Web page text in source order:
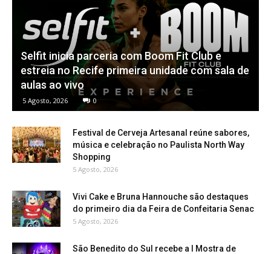
Selfit inicia parceria com Boom Fit Club e
estreia no Recife primeira unidade com sala de
aulas ao vivo
5 Agosto, 2026 0
Festival de Cerveja Artesanal reúne sabores,
música e celebração no Paulista North Way
Shopping
5 Agosto, 2026
Vivi Cake e Bruna Hannouche são destaques
do primeiro dia da Feira de Confeitaria Senac
5 Agosto, 2026
São Benedito do Sul recebe a I Mostra de